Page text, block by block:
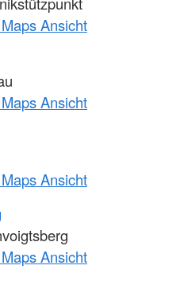
Ansicht
Ansicht
Ansicht
Ansicht